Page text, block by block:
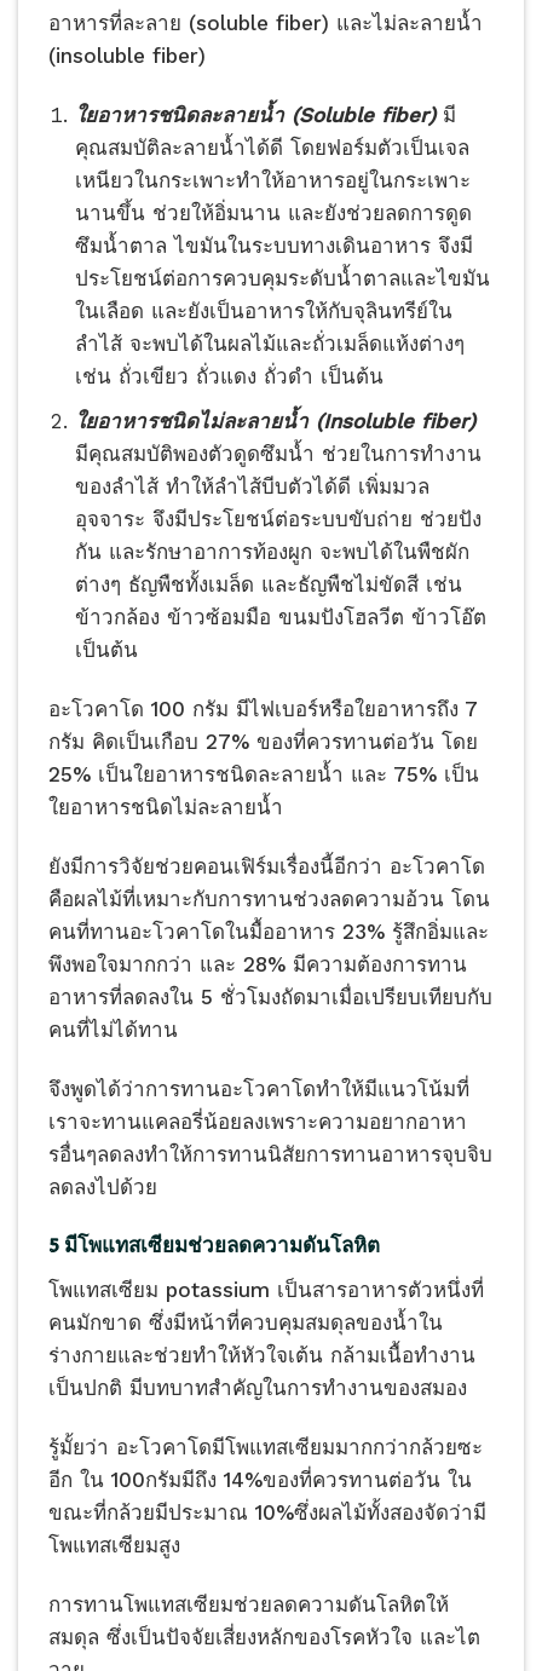
อาหารที่ละลาย (soluble fiber) และไม่ละลายน้ำ
(insoluble fiber)
ใยอาหารชนิดละลายน้ำ (Soluble fiber)มี
คุณสมบัติละลายน้ำได้ดี โดยฟอร์มตัวเป็นเจล
เหนียวในกระเพาะทำให้อาหารอยู่ในกระเพาะ
นานขึ้น ช่วยให้อิ่มนาน และยังช่วยลดการดูด
ซึมน้ำตาล ไขมันในระบบทางเดินอาหาร จึงมี
ประโยชน์ต่อการควบคุมระดับน้ำตาลและไขมัน
ในเลือด และยังเป็นอาหารให้กับจุลินทรีย์ใน
ลำไส้ จะพบได้ในผลไม้และถั่วเมล็ดแห้งต่างๆ
เช่น ถั่วเขียว ถั่วแดง ถั่วดำ เป็นต้น
ใยอาหารชนิดไม่ละลายน้ำ (Insoluble fiber)
มีคุณสมบัติพองตัวดูดซึมน้ำ ช่วยในการทำงาน
ของลำไส้ ทำให้ลำไส้บีบตัวได้ดี เพิ่มมวล
อุจจาระ จึงมีประโยชน์ต่อระบบขับถ่าย ช่วยปัง
กัน และรักษาอาการท้องผูก จะพบได้ในพืชผัก
ต่างๆ ธัญพืชทั้งเมล็ด และธัญพืชไม่ขัดสี เช่น
ข้าวกล้อง ข้าวซ้อมมือ ขนมปังโฮลวีต ข้าวโอ๊ต
เป็นต้น
อะโวคาโด 100 กรัม มีไฟเบอร์หรือใยอาหารถึง 7
กรัม คิดเป็นเกือบ 27% ของที่ควรทานต่อวัน โดย
25% เป็นใยอาหารชนิดละลายน้ำ และ 75% เป็น
ใยอาหารชนิดไม่ละลายน้ำ
ยังมีการวิจัยช่วยคอนเฟิร์มเรื่องนี้อีกว่า อะโวคาโด
คือผลไม้ที่เหมาะกับการทานช่วงลดความอ้วน โดน
คนที่ทานอะโวคาโดในมื้ออาหาร 23% รู้สึกอิ่มและ
พึงพอใจมากกว่า และ 28% มีความต้องการทาน
อาหารที่ลดลงใน 5 ชั่วโมงถัดมาเมื่อเปรียบเทียบกับ
คนที่ไม่ได้ทาน
จึงพูดได้ว่าการทานอะโวคาโดทำให้มีแนวโน้มที่
เราจะทานแคลอรี่น้อยลงเพราะความอยากอาหา
รอื่นๆลดลงทำให้การทานนิสัยการทานอาหารจุบจิบ
ลดลงไปด้วย
5 มีโพแทสเซียมช่วยลดความดันโลหิต
โพแทสเซียม potassium เป็นสารอาหารตัวหนึ่งที่
คนมักขาด ซึ่งมีหน้าที่ควบคุมสมดุลของน้ำใน
ร่างกายและช่วยทำให้หัวใจเต้น กล้ามเนื้อทำงาน
เป็นปกติ มีบทบาทสำคัญในการทำงานของสมอง
รู้มั้ยว่า อะโวคาโดมีโพแทสเซียมมากกว่ากล้วยซะ
อีก ใน 100กรัมมีถึง 14%ของที่ควรทานต่อวัน ใน
ขณะที่กล้วยมีประมาณ 10%ซึ่งผลไม้ทั้งสองจัดว่ามี
โพแทสเซียมสูง
การทานโพแทสเซียมช่วยลดความดันโลหิตให้
สมดุล ซึ่งเป็นปัจจัยเสี่ยงหลักของโรคหัวใจ และไต